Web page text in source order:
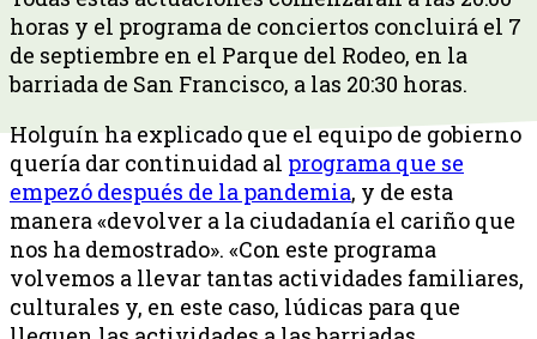
horas y el programa de conciertos concluirá el 7
de septiembre en el Parque del Rodeo, en la
barriada de San Francisco, a las 20:30 horas.
Holguín ha explicado que el equipo de gobierno
quería dar continuidad al programa que se
empezó después de la pandemia, y de esta
manera «devolver a la ciudadanía el cariño que
nos ha demostrado». «Con este programa
volvemos a llevar tantas actividades familiares,
culturales y, en este caso, lúdicas para que